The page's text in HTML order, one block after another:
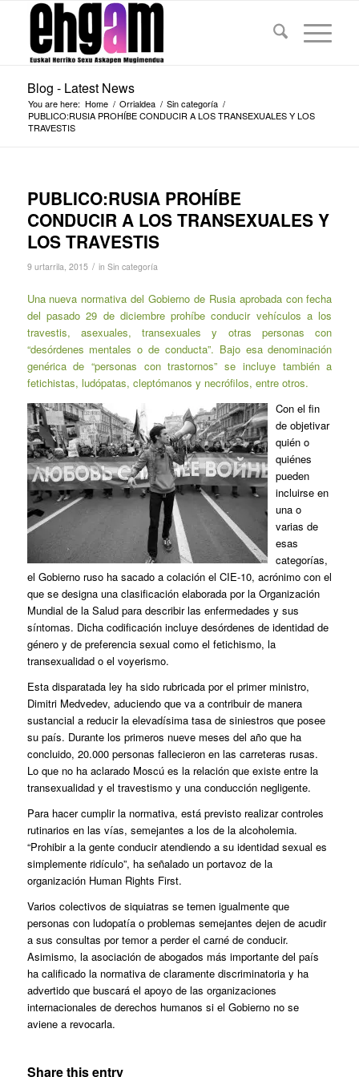
Blog - Latest News
You are here: Home / Orrialdea / Sin categoría /
PUBLICO:RUSIA PROHÍBE CONDUCIR A LOS TRANSEXUALES Y LOS
TRAVESTIS
PUBLICO:RUSIA PROHÍBE
CONDUCIR A LOS TRANSEXUALES Y
LOS TRAVESTIS
9 urtarrila, 2015 / in Sin categoría
Una nueva normativa del Gobierno de Rusia aprobada con fecha
del pasado 29 de diciembre prohíbe conducir vehículos a los
travestis, asexuales, transexuales y otras personas con
“desórdenes mentales o de conducta”. Bajo esa denominación
genérica de “personas con trastornos” se incluye también a
fetichistas, ludópatas, cleptómanos y necrófilos, entre otros.
Con el fin
de objetivar
quién o
quiénes
pueden
incluirse en
una o
varias de
esas
categorías,
el Gobierno ruso ha sacado a colación el CIE-10, acrónimo con el
que se designa una clasificación elaborada por la Organización
Mundial de la Salud para describir las enfermedades y sus
síntomas. Dicha codificación incluye desórdenes de identidad de
género y de preferencia sexual como el fetichismo, la
transexualidad o el voyerismo.
Esta disparatada ley ha sido rubricada por el primer ministro,
Dimitri Medvedev, aduciendo que va a contribuir de manera
sustancial a reducir la elevadísima tasa de siniestros que posee
su país. Durante los primeros nueve meses del año que ha
concluido, 20.000 personas fallecieron en las carreteras rusas.
Lo que no ha aclarado Moscú es la relación que existe entre la
transexualidad y el travestismo y una conducción negligente.
Para hacer cumplir la normativa, está previsto realizar controles
rutinarios en las vías, semejantes a los de la alcoholemia.
“Prohibir a la gente conducir atendiendo a su identidad sexual es
simplemente ridículo”, ha señalado un portavoz de la
organización Human Rights First.
Varios colectivos de siquiatras se temen igualmente que
personas con ludopatía o problemas semejantes dejen de acudir
a sus consultas por temor a perder el carné de conducir.
Asimismo, la asociación de abogados más importante del país
ha calificado la normativa de claramente discriminatoria y ha
advertido que buscará el apoyo de las organizaciones
internacionales de derechos humanos si el Gobierno no se
aviene a revocarla.
Share this entry